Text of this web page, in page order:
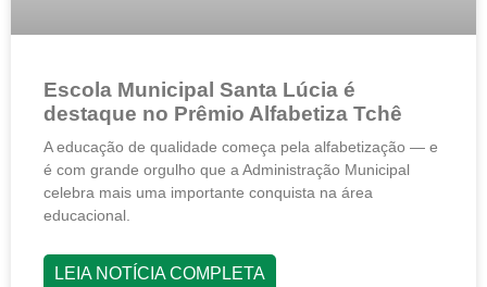
Escola Municipal Santa Lúcia é
destaque no Prêmio Alfabetiza Tchê
A educação de qualidade começa pela alfabetização — e
é com grande orgulho que a Administração Municipal
celebra mais uma importante conquista na área
educacional.
LEIA NOTÍCIA COMPLETA